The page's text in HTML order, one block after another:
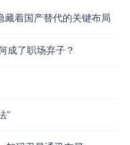
藏着国产替代的关键布局
成了职场弃子？
”